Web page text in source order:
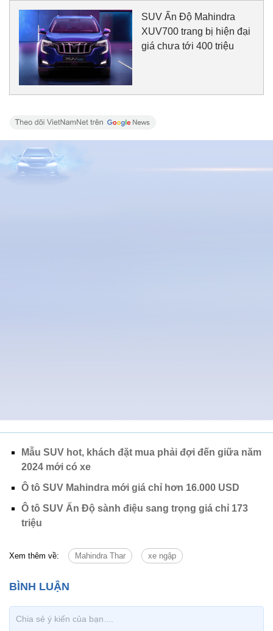
SUV Ấn Độ Mahindra
XUV700 trang bị hiện đại
giá chưa tới 400 triệu
Mẫu SUV hot, khách đặt mua phải đợi đến giữa năm
2024 mới có xe
Ô tô SUV Mahindra mới giá chỉ hơn 16.000 USD
Ô tô SUV Ấn Độ sành điệu sang trọng giá chỉ 173
triệu
Xem thêm về: Mahindra Thar xe ngập